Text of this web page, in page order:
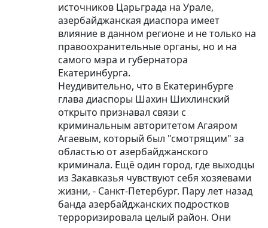
источников Царьграда на Урале,
азербайджанская диаспора имеет
влияние в данном регионе и не только на
правоохранительные органы, но и на
самого мэра и губернатора
Екатеринбурга.
Неудивительно, что в Екатеринбурге
глава диаспоры Шахин Шихлинский
открыто признавал связи с
криминальным авторитетом Агаяром
Агаевым, который был "смотрящим" за
областью от азербайджанского
криминала. Ещё один город, где выходцы
из Закавказья чувствуют себя хозяевами
жизни, - Санкт-Петербург. Пару лет назад
банда азербайджанских подростков
терроризировала целый район. Они